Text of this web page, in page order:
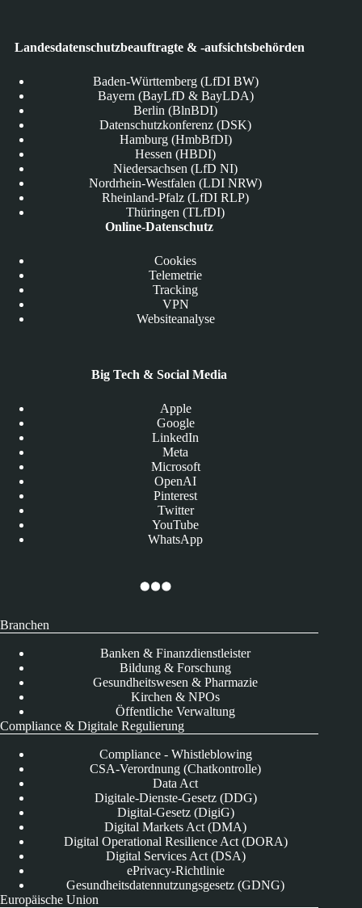
Landesdatenschutzbeauftragte & -aufsichtsbehörden
Baden-Württemberg (LfDI BW)
Bayern (BayLfD & BayLDA)
Berlin (BlnBDI)
Datenschutzkonferenz (DSK)
Hamburg (HmbBfDI)
Hessen (HBDI)
Niedersachsen (LfD NI)
Nordrhein-Westfalen (LDI NRW)
Rheinland-Pfalz (LfDI RLP)
Thüringen (TLfDI)
Online-Datenschutz
Cookies
Telemetrie
Tracking
VPN
Websiteanalyse
Big Tech & Social Media
Apple
Google
LinkedIn
Meta
Microsoft
OpenAI
Pinterest
Twitter
YouTube
WhatsApp
Branchen
Banken & Finanzdienstleister
Bildung & Forschung
Gesundheitswesen & Pharmazie
Kirchen & NPOs
Öffentliche Verwaltung
Compliance & Digitale Regulierung
Compliance - Whistleblowing
CSA-Verordnung (Chatkontrolle)
Data Act
Digitale-Dienste-Gesetz (DDG)
Digital-Gesetz (DigiG)
Digital Markets Act (DMA)
Digital Operational Resilience Act (DORA)
Digital Services Act (DSA)
ePrivacy-Richtlinie
Gesundheitsdatennutzungsgesetz (GDNG)
Europäische Union